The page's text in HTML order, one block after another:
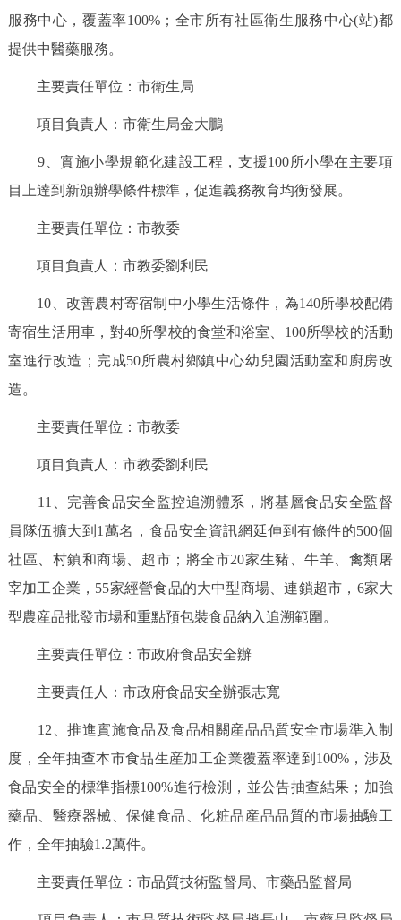
服務中心，覆蓋率100%；全市所有社區衛生服務中心(站)都
提供中醫藥服務。
主要責任單位：市衛生局
項目負責人：市衛生局金大鵬
9、實施小學規範化建設工程，支援100所小學在主要項
目上達到新頒辦學條件標準，促進義務教育均衡發展。
主要責任單位：市教委
項目負責人：市教委劉利民
10、改善農村寄宿制中小學生活條件，為140所學校配備
寄宿生活用車，對40所學校的食堂和浴室、100所學校的活動
室進行改造；完成50所農村鄉鎮中心幼兒園活動室和廚房改
造。
主要責任單位：市教委
項目負責人：市教委劉利民
11、完善食品安全監控追溯體系，將基層食品安全監督
員隊伍擴大到1萬名，食品安全資訊網延伸到有條件的500個
社區、村鎮和商場、超市；將全市20家生豬、牛羊、禽類屠
宰加工企業，55家經營食品的大中型商場、連鎖超市，6家大
型農産品批發市場和重點預包裝食品納入追溯範圍。
主要責任單位：市政府食品安全辦
主要責任人：市政府食品安全辦張志寬
12、推進實施食品及食品相關産品品質安全市場準入制
度，全年抽查本市食品生産加工企業覆蓋率達到100%，涉及
食品安全的標準指標100%進行檢測，並公告抽查結果；加強
藥品、醫療器械、保健食品、化粧品産品品質的市場抽驗工
作，全年抽驗1.2萬件。
主要責任單位：市品質技術監督局、市藥品監督局